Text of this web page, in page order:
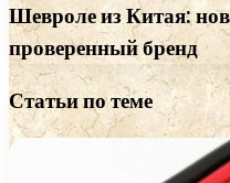
Шевроле из Китая:
проверенный бренд
Статьи по теме